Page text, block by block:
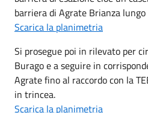
barriera di Agrate Brianza lungo
Scarica la planimetria
Si prosegue poi in rilevato per
Burago e a seguire in
Agrate fino al raccordo con la
in trincea.
Scarica la planimetria